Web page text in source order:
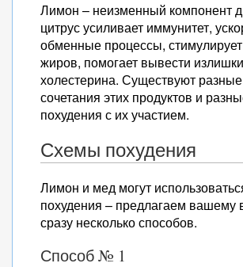
Лимон – неизменный компонент
цитрус усиливает иммунитет,
обменные процессы,
жиров, помогает вывести излишки
холестерина. Существуют
сочетания этих продуктов и
похудения с их участием.
Схемы похудения
Лимон и мед могут
похудения – предлагаем
сразу несколько способов.
Способ № 1